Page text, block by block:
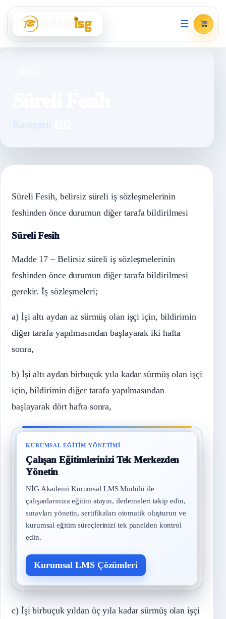
☰
Kategori:
Süreli Fesih, belirsiz süreli iş sözleşmelerinin
feshinden önce durumun diğer tarafa bildirilmesi
Süreli Fesih
Madde 17 – Belirsiz süreli iş sözleşmelerinin
feshinden önce durumun diğer tarafa bildirilmesi
gerekir. İş sözleşmeleri;
a) İşi altı aydan az sürmüş olan işçi için, bildirimin
diğer tarafa yapılmasından başlayarak iki hafta
sonra,
b) İşi altı aydan birbuçuk yıla kadar sürmüş olan işçi
için, bildirimin diğer tarafa yapılmasından
başlayarak dört hafta sonra,
KURUMSAL EĞITIM YÖNETIMI
Çalışan Eğitimlerinizi Tek Merkezden
Yönetin
NİG Akademi Kurumsal LMS Modülü ile
çalışanlarınıza eğitim atayın, ilerlemeleri takip edin,
sınavları yönetin, sertifikaları otomatik oluşturun ve
kurumsal eğitim süreçlerinizi tek panelden kontrol
edin.
Kurumsal LMS Çözümleri
c) İşi birbuçuk yıldan üç yıla kadar sürmüş olan işçi